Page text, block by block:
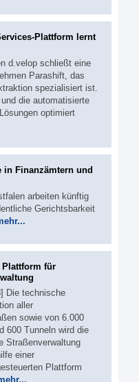
Plattform lernt
d.velop schließt eine
Parashift, das
spezialisiert ist.
die automatisierte
optimiert
in Finanzämtern und
arbeiten künftig
Gerichtsbarkeit
Plattform für
Die technische
aller
sowie von 6.000
600 Tunneln wird die
Straßenverwaltung
einer
Plattform